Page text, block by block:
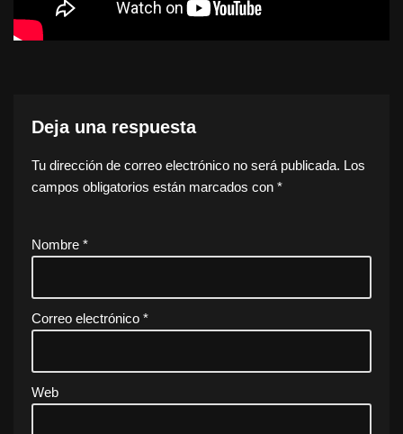
Deja una respuesta
Tu dirección de correo electrónico no será publicada. Los
campos obligatorios están marcados con *
Nombre *
Correo electrónico *
Web